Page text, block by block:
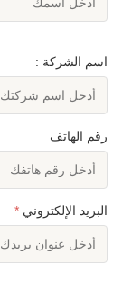
اسم الشركة :
رقم الهاتف
البريد الإلكتروني *